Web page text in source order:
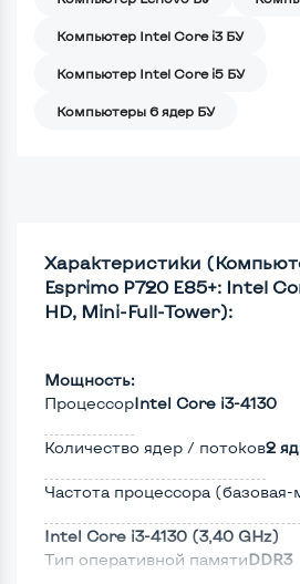
Компьютер Intel Core i3 БУ
Компьютер Intel Core i5 БУ
Компьютеры 6 ядер БУ
Характеристики
Esprimo P720 E85+: Intel
HD, Mini-Full-Tower):
Мощность:
ПроцессорIntel Core i3-4130
Количество ядер / потоков2
Частота процессора
Intel Core i3-4130 (3,40 GHz)
Тип оперативной памятиDDR3